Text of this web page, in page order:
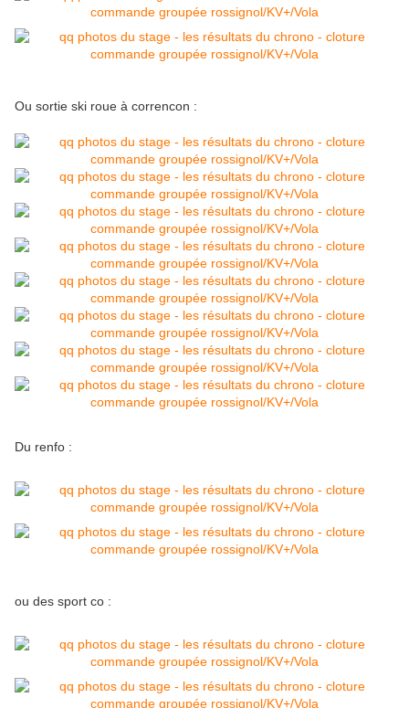
Ou sortie ski roue à correncon :
Du renfo :
ou des sport co :